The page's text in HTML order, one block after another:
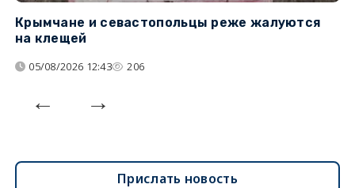
Крымчане и севастопольцы реже жалуются
на клещей
05/08/2026 12:43 206
Прислать новость